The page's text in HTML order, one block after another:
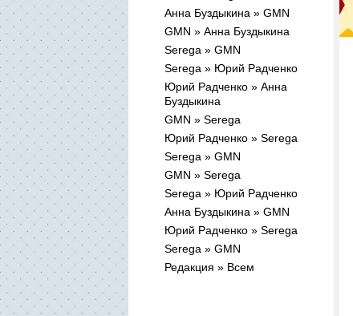
Анна Буздыкина » GMN
GMN » Анна Буздыкина
Serega » GMN
Serega » Юрий Радченко
Юрий Радченко » Анна
Буздыкина
GMN » Serega
Юрий Радченко » Serega
Serega » GMN
GMN » Serega
Serega » Юрий Радченко
Анна Буздыкина » GMN
Юрий Радченко » Serega
Serega » GMN
Редакция » Всем